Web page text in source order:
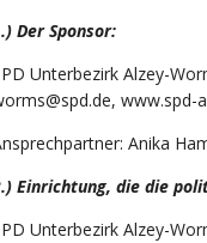
Der Sponsor:
Unterbezirk Alzey-
, www.spd-
Anika
Einrichtung, die die
Unterbezirk Alzey-